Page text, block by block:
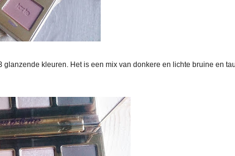
glanzende kleuren. Het is een mix van donkere en lichte bruine en